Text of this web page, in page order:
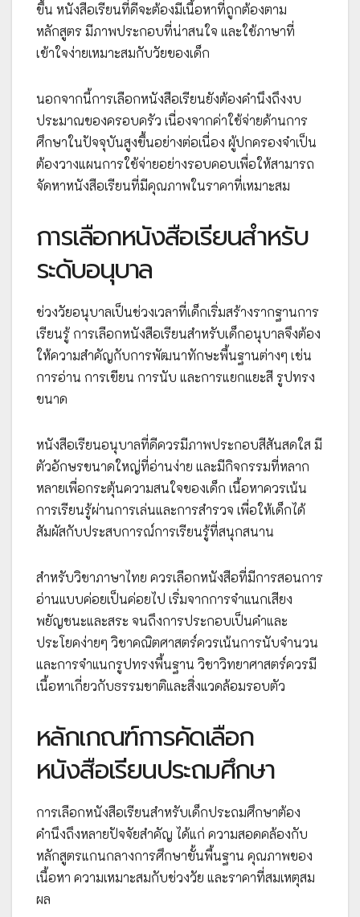
ขึ้น หนังสือเรียนที่ดีจะต้องมีเนื้อหาที่ถูกต้องตาม
หลักสูตร มีภาพประกอบที่น่าสนใจ และใช้ภาษาที่
เข้าใจง่ายเหมาะสมกับวัยของเด็ก
นอกจากนี้การเลือกหนังสือเรียนยังต้องคำนึงถึงงบ
ประมาณของครอบครัว เนื่องจากค่าใช้จ่ายด้านการ
ศึกษาในปัจจุบันสูงขึ้นอย่างต่อเนื่อง ผู้ปกครองจำเป็น
ต้องวางแผนการใช้จ่ายอย่างรอบคอบเพื่อให้สามารถ
จัดหาหนังสือเรียนที่มีคุณภาพในราคาที่เหมาะสม
การเลือกหนังสือเรียนสำหรับ
ระดับอนุบาล
ช่วงวัยอนุบาลเป็นช่วงเวลาที่เด็กเริ่มสร้างรากฐานการ
เรียนรู้ การเลือกหนังสือเรียนสำหรับเด็กอนุบาลจึงต้อง
ให้ความสำคัญกับการพัฒนาทักษะพื้นฐานต่างๆ เช่น
การอ่าน การเขียน การนับ และการแยกแยะสี รูปทรง
ขนาด
หนังสือเรียนอนุบาลที่ดีควรมีภาพประกอบสีสันสดใส มี
ตัวอักษรขนาดใหญ่ที่อ่านง่าย และมีกิจกรรมที่หลาก
หลายเพื่อกระตุ้นความสนใจของเด็ก เนื้อหาควรเน้น
การเรียนรู้ผ่านการเล่นและการสำรวจ เพื่อให้เด็กได้
สัมผัสกับประสบการณ์การเรียนรู้ที่สนุกสนาน
สำหรับวิชาภาษาไทย ควรเลือกหนังสือที่มีการสอนการ
อ่านแบบค่อยเป็นค่อยไป เริ่มจากการจำแนกเสียง
พยัญชนะและสระ จนถึงการประกอบเป็นคำและ
ประโยคง่ายๆ วิชาคณิตศาสตร์ควรเน้นการนับจำนวน
และการจำแนกรูปทรงพื้นฐาน วิชาวิทยาศาสตร์ควรมี
เนื้อหาเกี่ยวกับธรรมชาติและสิ่งแวดล้อมรอบตัว
หลักเกณฑ์การคัดเลือก
หนังสือเรียนประถมศึกษา
การเลือกหนังสือเรียนสำหรับเด็กประถมศึกษาต้อง
คำนึงถึงหลายปัจจัยสำคัญ ได้แก่ ความสอดคล้องกับ
หลักสูตรแกนกลางการศึกษาขั้นพื้นฐาน คุณภาพของ
เนื้อหา ความเหมาะสมกับช่วงวัย และราคาที่สมเหตุสม
ผล